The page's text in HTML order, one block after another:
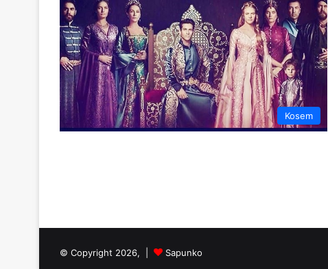
Kosem
© Copyright 2026, | Sapunko